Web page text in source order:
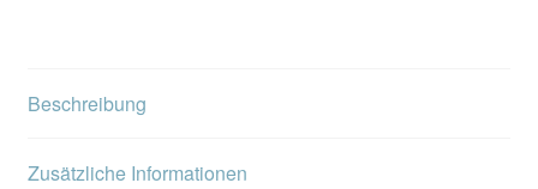
Beschreibung
Zusätzliche Informationen